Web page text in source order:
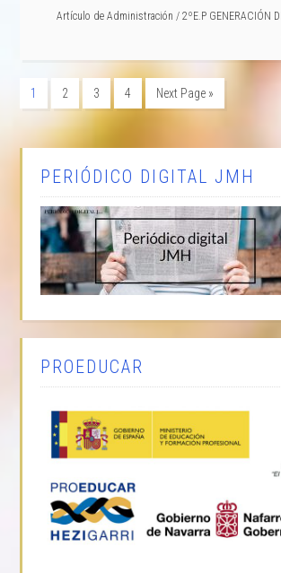
Artículo de Administración / 2ºE.P GENERACIÓN
1 2 3 4 Next Page »
PERIÓDICO DIGITAL JMH
PROEDUCAR